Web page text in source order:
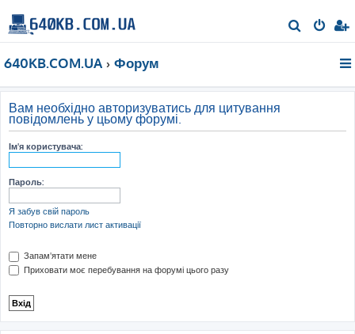
о
640KB.COM.UA Форум
Вам необхідно авторизуватись для цитування
повідомлень у цьому форумі.
Ім'я користувача:
Пароль:
Я забув свій пароль
Повторно вислати лист активації
Запам'ятати мене
Приховати моє перебування на форумі цього разу